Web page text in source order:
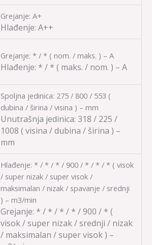
Grejanje: A+
Hlađenje: A++
Grejanje: * / * ( nom. / maks. ) – A
Hlađenje: * / * ( maks. / nom. ) – A
Spoljna jedinica: 275 / 800 / 553 (
dubina / širina / visina ) – mm
Unutrašnja jedinica: 318 / 225 /
1008 ( visina / dubina / širina ) –
mm
Hlađenje: * / * / * / 900 / * / * / * ( visok
/ super nizak / super visok /
maksimalan / nizak / spavanje / srednji
) – m3/min
Grejanje: * / * / * / * / 900 / * (
visok / super nizak / srednji / nizak
/ maksimalan / super visok ) –